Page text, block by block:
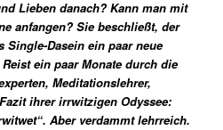
Lieben danach? Kann man mit
anfangen? Sie beschließt, der
Single-Dasein ein paar neue
ein paar Monate durch die
Meditationslehrer,
ihrer irrwitzigen Odyssee:
Aber verdammt lehrreich.